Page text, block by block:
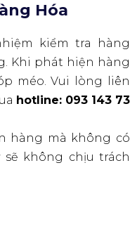
Hóa
kiểm tra hàng
Khi phát hiện hàng
méo. Vui lòng liên
hotline: 093 143 73
hàng mà không có
không chịu trách